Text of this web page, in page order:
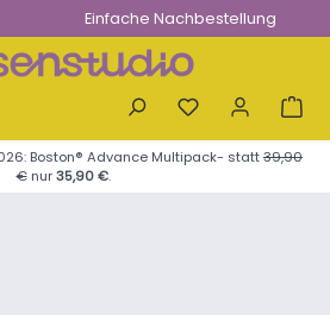
Einfache Nachbestellung
Boston® Advance Multipack- statt39,90
€nur35,90 €.